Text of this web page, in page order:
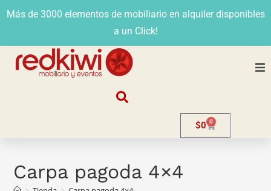
Más de 3000 elementos de mobiliario en alquiler disponibles
a un Click!
$0 0
Carpa pagoda 4×4